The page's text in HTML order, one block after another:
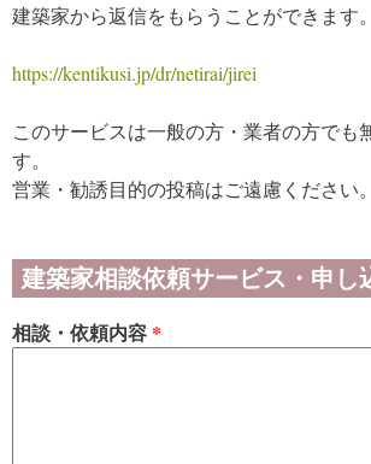
建築家から返信をもらうことができます。
https://kentikusi.jp/dr/netirai/jirei
このサービスは一般の方・業者の方でも
す。
営業・勧誘目的の投稿はご遠慮ください。
建築家相談依頼サービス・申し
相談・依頼内容 *